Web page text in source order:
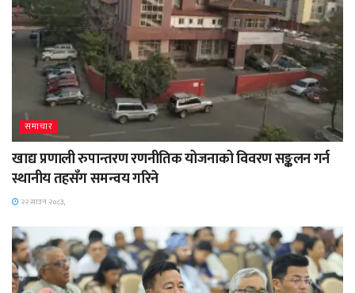
समाचार
खाद्य प्रणाली रुपान्तरण रणनीतिक योजनाको विवरण सङ्कलन गर्न
स्थानीय तहसँग समन्वय गरिने
२२ साउन २०८३,